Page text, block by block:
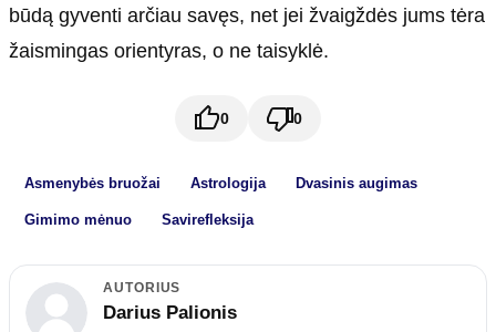
būdą gyventi arčiau savęs, net jei žvaigždės jums tėra
žaismingas orientyras, o ne taisyklė.
0 0
Asmenybės bruožai Astrologija Dvasinis augimas
Gimimo mėnuo Savirefleksija
AUTORIUS
Darius Palionis